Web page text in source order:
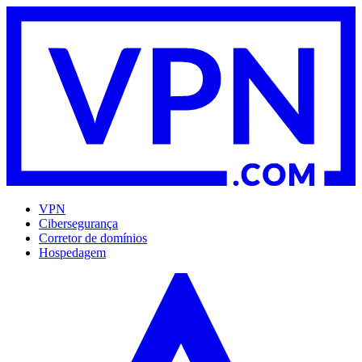
VPN
Cibersegurança
Corretor de domínios
Hospedagem